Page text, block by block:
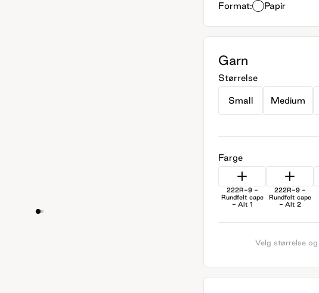
Format: Papir
Garn
Størrelse
Small Medium
Farge
222R-9 -
Rundfelt cape
- Alt 1
222R-9 -
Rundfelt cape
- Alt 2
Velg størrelse